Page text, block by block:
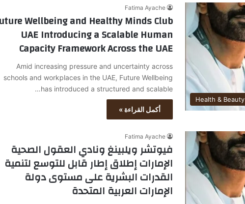
Health & Beauty
Fatima Ayache
Wellbeing and Healthy Minds Club
UAE Introducing a Scalable Human
Capacity Framework Across the UAE
Amid increasing pressure and uncertainty across
schools and workplaces in the UAE, Future Wellbeing
has introduced a structured and scalable…
أكمل القراءة »
Fatima Ayache
فيوتشر ويلبينغ ونادي العقول الصحية
الإمارات إطلاق إطار قابل للتوسع لتنمية
القدرات البشرية على مستوى دولة
الإمارات العربية المتحدة